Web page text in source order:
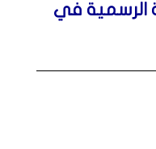
الرسمية في